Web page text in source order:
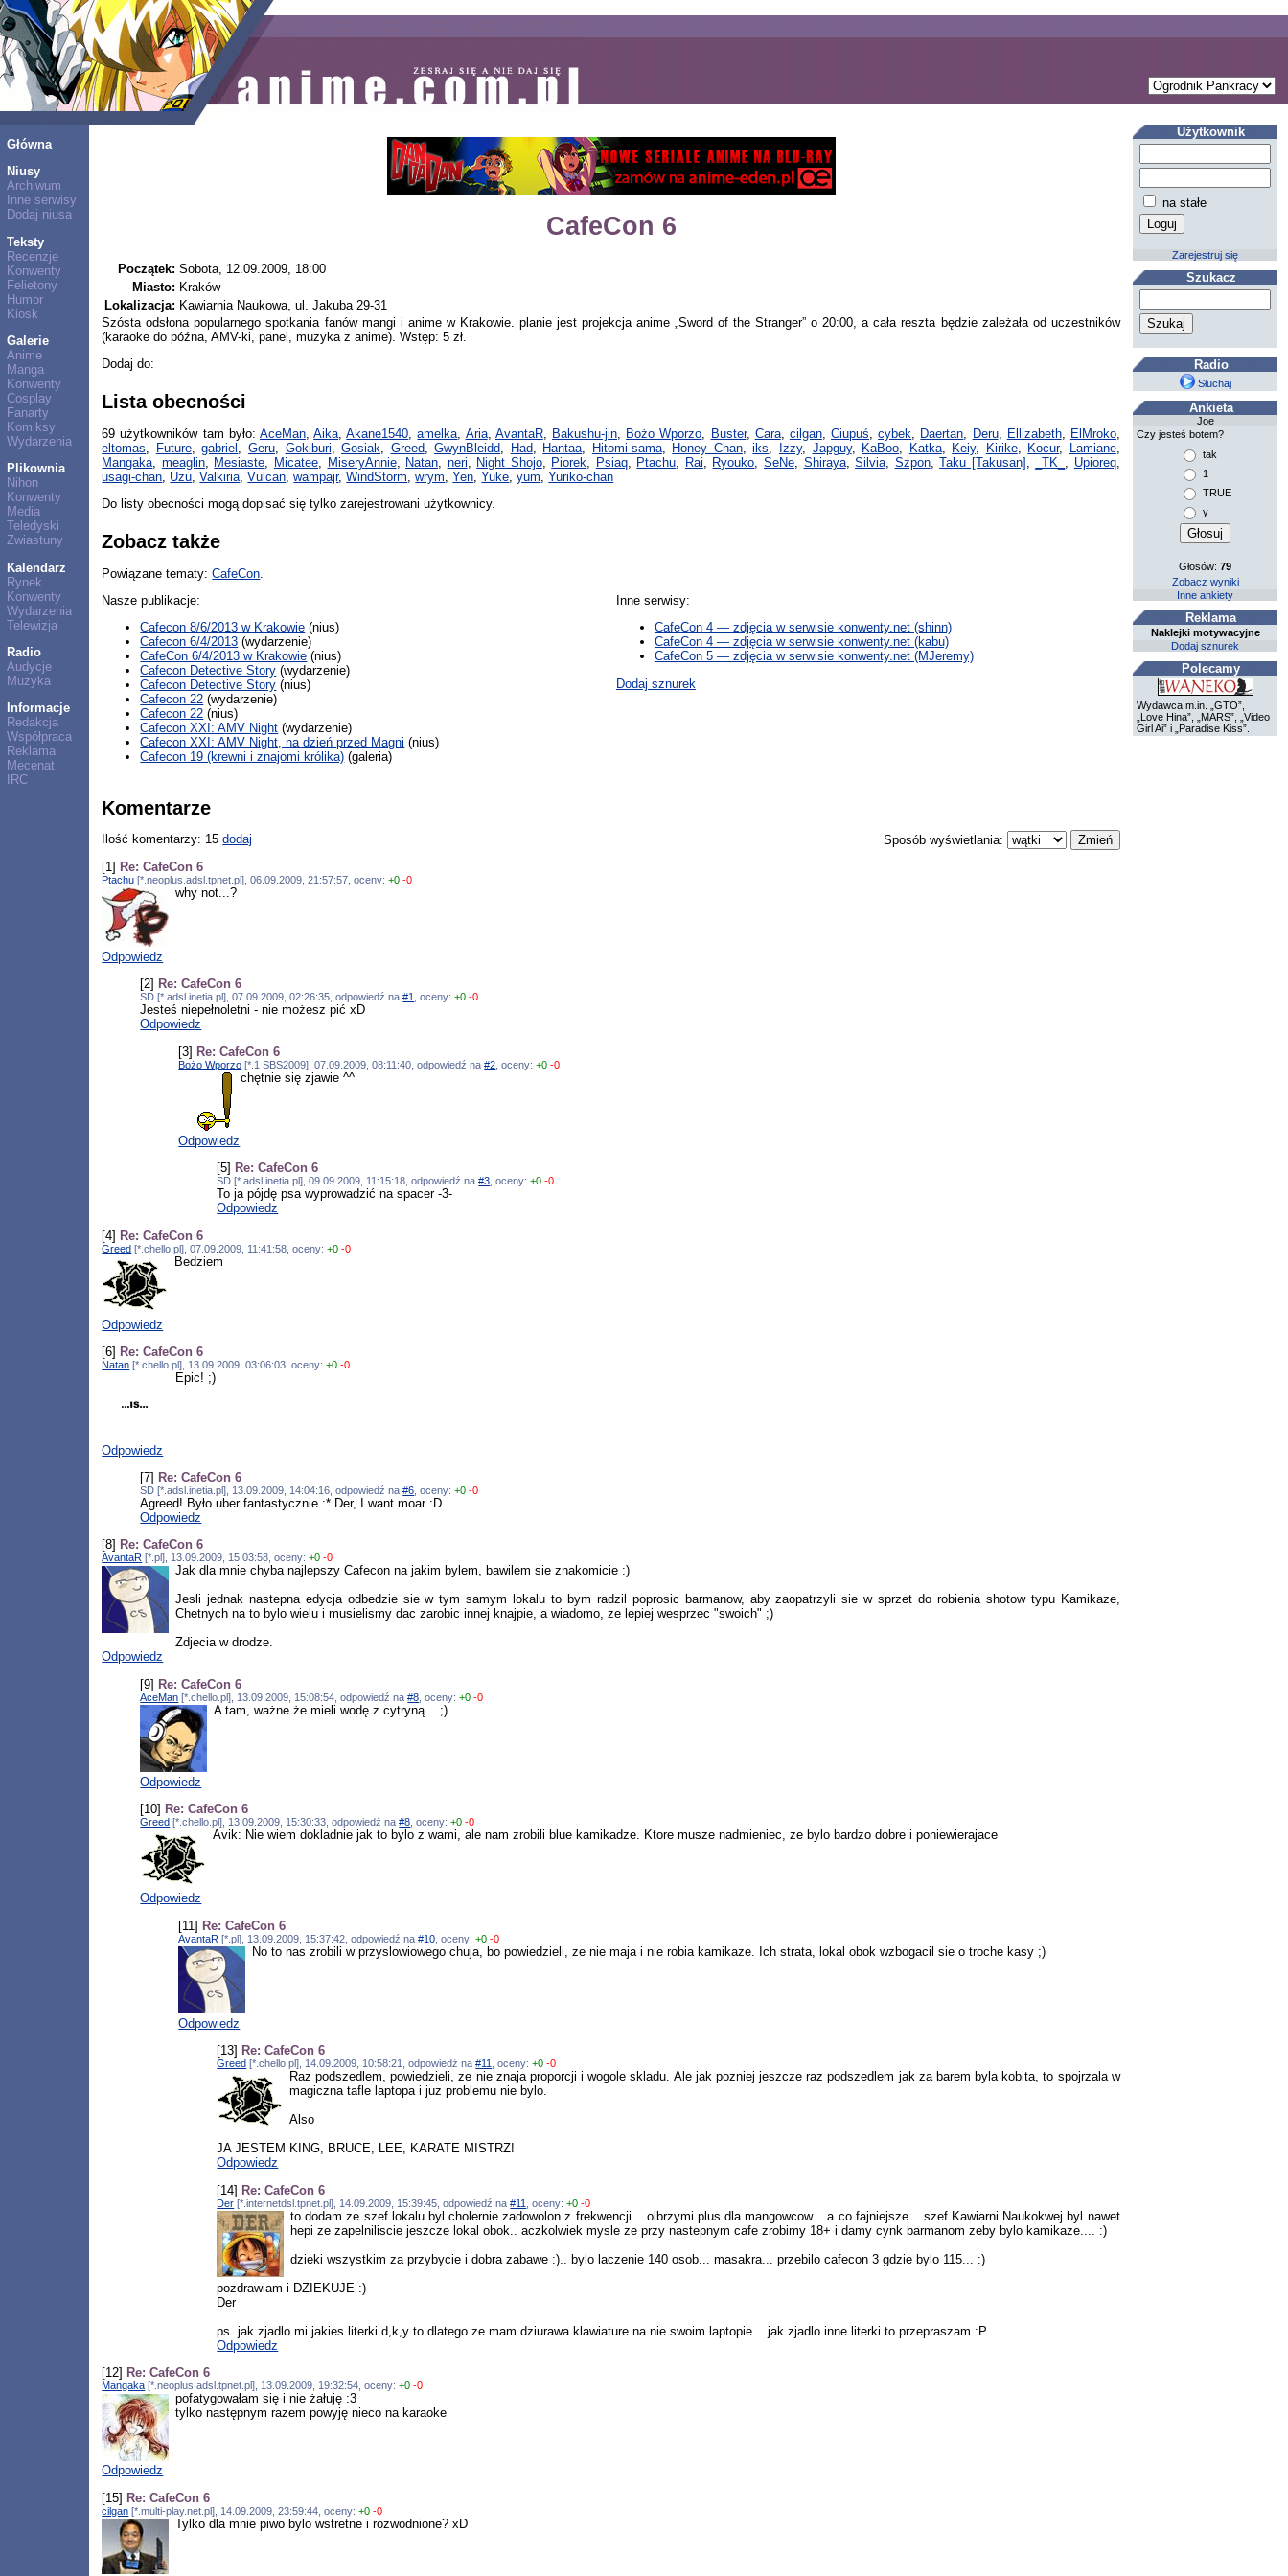
Główna
Niusy
Archiwum
Inne serwisy
Dodaj niusa
Teksty
Recenzje
Konwenty
Felietony
Humor
Kiosk
Galerie
Anime
Manga
Konwenty
Cosplay
Fanarty
Komiksy
Wydarzenia
Plikownia
Nihon
Konwenty
Media
Teledyski
Zwiastuny
Kalendarz
Rynek
Konwenty
Wydarzenia
Telewizja
Radio
Audycje
Muzyka
Informacje
Redakcja
Współpraca
Reklama
Mecenat
IRC
CafeCon 6
Początek: Sobota, 12.09.2009, 18:00
Miasto: Kraków
Lokalizacja: Kawiarnia Naukowa, ul. Jakuba 29-31
Szósta odsłona popularnego spotkania fanów mangi i anime w Krakowie. planie jest projekcja anime „Sword of the Stranger” o 20:00, a cała reszta będzie zależała od uczestników
(karaoke do późna, AMV-ki, panel, muzyka z anime). Wstęp: 5 zł.
Dodaj do:
Lista obecności
69 użytkowników tam było: AceMan,Aika ,Akane1540 ,amelka Aria, AvantaR, Bakushu-jin Bożo Wporzo Buster, Cara, cilgan,Ciupuś ,cybek Daertan Deru, Ellizabeth, ElMroko,
eltomas
Future,gabriel Geru, Gokiburi ,Gosiak Greed,GwynBleidd Had, Hantaa Hitomi-sama, Honey Chan,iks Izzy, Japguy, KaBoo Katka, Keiy, Kirike, Kocur, Lamiane,
Mangaka
meaglin, Mesiaste Micatee, MiseryAnnie, Natan neri Night Shojo, Piorek Psiaq, Ptachu Rai Ryouko SeNe, Shiraya,Silvia Szpon,Taku [Takusan] _TK_ Upioreq,
usagi-chan Uzu ,Valkiria ,Vulcan ,wampajr,WindStorm ,wrym ,Yen ,Yuke ,yum ,Yuriko-chan
Do listy obecności mogą dopisać się tylko zarejestrowani użytkownicy.
Zobacz także
Powiązane tematy:CafeCon
Nasze publikacje:
Cafecon 8/6/2013 w Krakowie (nius)
Cafecon 6/4/2013 (wydarzenie)
CafeCon 6/4/2013 w Krakowie (nius)
Cafecon Detective Story (wydarzenie)
Cafecon Detective Story (nius)
Cafecon 22 (wydarzenie)
Cafecon 22 (nius)
Cafecon XXI: AMV Night (wydarzenie)
Cafecon XXI: AMV Night, na dzień przed Magni (nius)
Cafecon 19 (krewni i znajomi królika) (galeria)
Inne serwisy:
CafeCon 4 — zdjęcia w serwisie konwenty.net (shinn)
CafeCon 4 — zdjęcia w serwisie konwenty.net (kabu)
CafeCon 5 — zdjęcia w serwisie konwenty.net (MJeremy)
Dodaj sznurek
Komentarze
Sposób wyświetlania:
Ilość komentarzy: 15dodaj
[1] Re: CafeCon 6
Ptachu [*.neoplus.adsl.tpnet.pl], 06.09.2009, 21:57:57, oceny:+0 -0
why not...?
Odpowiedz
[2] Re: CafeCon 6
SD [*.adsl.inetia.pl], 07.09.2009, 02:26:35, odpowiedź na#1 , oceny:+0 -0
Jesteś niepełnoletni - nie możesz pić xD
Odpowiedz
[3] Re: CafeCon 6
Bożo Wporzo [*.1 SBS2009], 07.09.2009, 08:11:40, odpowiedź na#2 , oceny:+0 -0
chętnie się zjawie ^^
Odpowiedz
[5] Re: CafeCon 6
SD [*.adsl.inetia.pl], 09.09.2009, 11:15:18, odpowiedź na#3 , oceny:+0 -0
To ja pójdę psa wyprowadzić na spacer -3-
Odpowiedz
[4] Re: CafeCon 6
Greed [*.chello.pl], 07.09.2009, 11:41:58, oceny:+0 -0
Bedziem
Odpowiedz
[6] Re: CafeCon 6
Natan [*.chello.pl], 13.09.2009, 03:06:03, oceny:+0 -0
Epic! ;)
Odpowiedz
[7] Re: CafeCon 6
SD [*.adsl.inetia.pl], 13.09.2009, 14:04:16, odpowiedź na#6 , oceny:+0 -0
Agreed! Było uber fantastycznie :* Der, I want moar :D
Odpowiedz
[8] Re: CafeCon 6
AvantaR [*.pl], 13.09.2009, 15:03:58, oceny:+0 -0
Jak dla mnie chyba najlepszy Cafecon na jakim bylem, bawilem sie znakomicie :)
Jesli jednak nastepna edycja odbedzie sie w tym samym lokalu to bym radzil poprosic barmanow, aby zaopatrzyli sie w sprzet do robienia shotow typu Kamikaze,
Chetnych na to bylo wielu i musielismy dac zarobic innej knajpie, a wiadomo, ze lepiej wesprzec "swoich" ;)
Zdjecia w drodze.
Odpowiedz
[9] Re: CafeCon 6
AceMan [*.chello.pl], 13.09.2009, 15:08:54, odpowiedź na#8 , oceny:+0 -0
A tam, ważne że mieli wodę z cytryną... ;)
Odpowiedz
[10] Re: CafeCon 6
Greed [*.chello.pl], 13.09.2009, 15:30:33, odpowiedź na#8 , oceny:+0 -0
Avik: Nie wiem dokladnie jak to bylo z wami, ale nam zrobili blue kamikadze. Ktore musze nadmieniec, ze bylo bardzo dobre i poniewierajace
Odpowiedz
[11] Re: CafeCon 6
AvantaR [*.pl], 13.09.2009, 15:37:42, odpowiedź na#10 , oceny:+0 -0
No to nas zrobili w przyslowiowego chuja, bo powiedzieli, ze nie maja i nie robia kamikaze. Ich strata, lokal obok wzbogacil sie o troche kasy ;)
Odpowiedz
[13] Re: CafeCon 6
Greed [*.chello.pl], 14.09.2009, 10:58:21, odpowiedź na#11, oceny:+0 -0
Raz podszedlem, powiedzieli, ze nie znaja proporcji i wogole skladu. Ale jak pozniej jeszcze raz podszedlem jak za barem byla kobita, to spojrzala w
magiczna tafle laptopa i juz problemu nie bylo.
Also
JA JESTEM KING, BRUCE, LEE, KARATE MISTRZ!
Odpowiedz
[14] Re: CafeCon 6
Der [*.internetdsl.tpnet.pl], 14.09.2009, 15:39:45, odpowiedź na#11 , oceny:+0 -0
to dodam ze szef lokalu byl cholernie zadowolon z frekwencji... olbrzymi plus dla mangowcow... a co fajniejsze... szef Kawiarni Naukokwej byl nawet
hepi ze zapelniliscie jeszcze lokal obok.. aczkolwiek mysle ze przy nastepnym cafe zrobimy 18+ i damy cynk barmanom zeby bylo kamikaze.... :)
dzieki wszystkim za przybycie i dobra zabawe :).. bylo laczenie 140 osob... masakra... przebilo cafecon 3 gdzie bylo 115... :)
pozdrawiam i DZIEKUJE :)
Der
ps. jak zjadlo mi jakies literki d,k,y to dlatego ze mam dziurawa klawiature na nie swoim laptopie... jak zjadlo inne literki to przepraszam :P
Odpowiedz
[12] Re: CafeCon 6
Mangaka [*.neoplus.adsl.tpnet.pl], 13.09.2009, 19:32:54, oceny:+0 -0
pofatygowałam się i nie żałuję :3
tylko następnym razem powyję nieco na karaoke
Odpowiedz
[15] Re: CafeCon 6
cilgan [*.multi-play.net.pl], 14.09.2009, 23:59:44, oceny:+0 -0
Tylko dla mnie piwo bylo wstretne i rozwodnione? xD
Użytkownik
na stałe
Zarejestruj się
Szukacz
Radio
Słuchaj
Ankieta
Joe
Czy jesteś botem?
tak
1
TRUE
y
Głosów:79
Zobacz wyniki
Inne ankiety
Reklama
Naklejki motywacyjne
Dodaj sznurek
Polecamy
Wydawca m.in. „GTO”,
„Love Hina”, „MARS”, „Video
Girl Ai” i „Paradise Kiss”.